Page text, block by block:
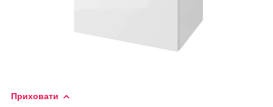
Приховати